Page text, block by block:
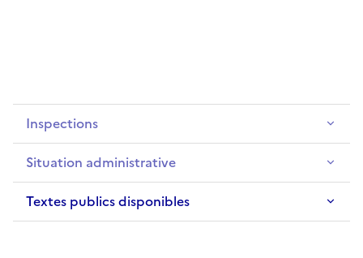
Inspections
Situation administrative
Textes publics disponibles